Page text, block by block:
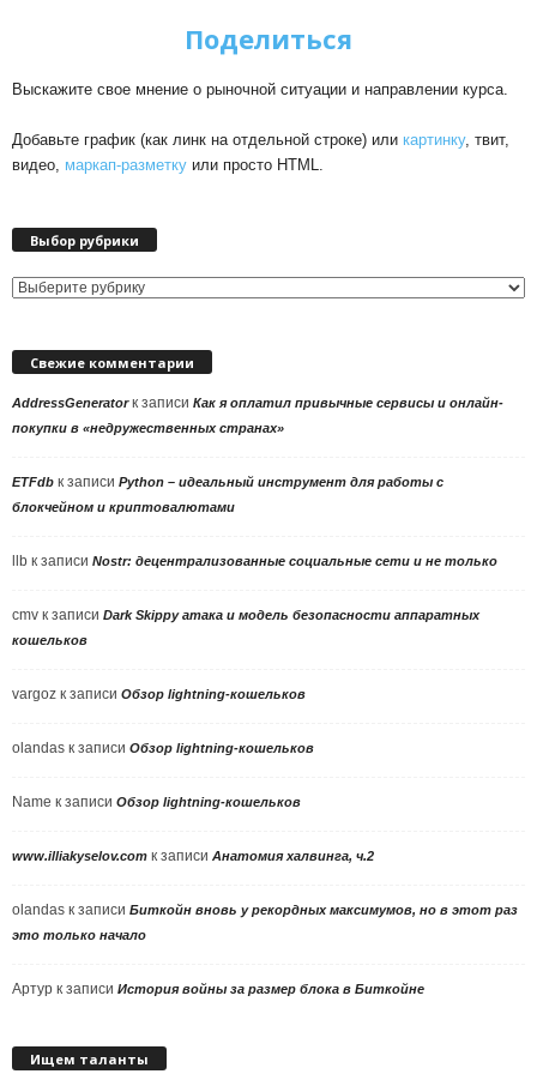
Поделиться
Выскажите свое мнение о рыночной ситуации и направлении курса.
Добавьте график (как линк на отдельной строке) или картинку, твит,
видео, маркап-разметку или просто HTML.
Выбор рубрики
Выбор
Свежие комментарии
AddressGeneratorк записи Как я оплатил привычные сервисы и онлайн-
покупки в «недружественных странах»
ETFdb к записи Python – идеальный инструмент для работы с
блокчейном и криптовалютами
llb к записи Nostr: децентрализованные социальные сети и не только
cmv к записи Dark Skippy атака и модель безопасности аппаратных
кошельков
vargoz к записи Обзор lightning-кошельков
olandas к записи Обзор lightning-кошельков
Name к записи Обзор lightning-кошельков
www.illiakyselov.com к записи Анатомия халвинга, ч.2
olandas к записи Биткойн вновь у рекордных максимумов, но в этот раз
это только начало
Артур к записи История войны за размер блока в Биткойне
Ищем таланты